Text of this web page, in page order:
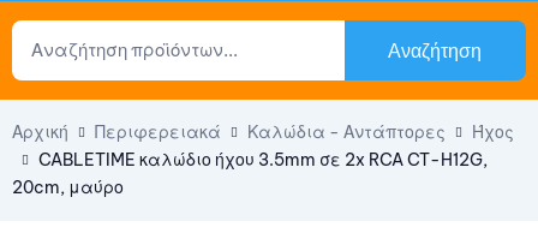
Αναζήτηση
Αρχική Περιφερειακά Καλώδια - Αντάπτορες
Ήχος
CABLETIME καλώδιο ήχου 3.5mm σε 2x RCA CT-H12G,
20cm, μαύρο